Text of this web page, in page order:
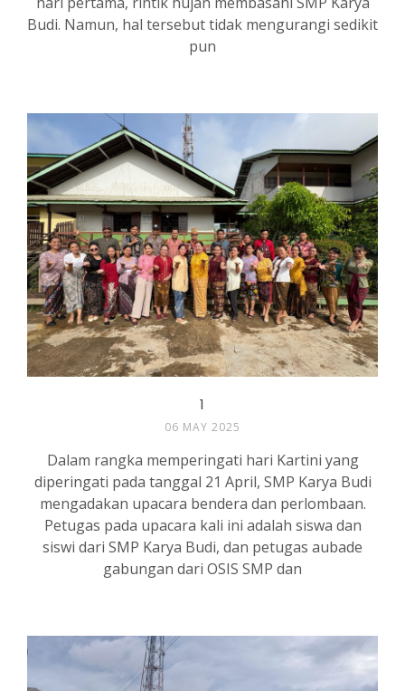
Budi. Namun, hal tersebut tidak mengurangi sedikit
pun
1
06 MAY 2025
Dalam rangka memperingati hari Kartini yang
diperingati pada tanggal 21 April, SMP Karya Budi
mengadakan upacara bendera dan perlombaan.
Petugas pada upacara kali ini adalah siswa dan
siswi dari SMP Karya Budi, dan petugas aubade
gabungan dari OSIS SMP dan